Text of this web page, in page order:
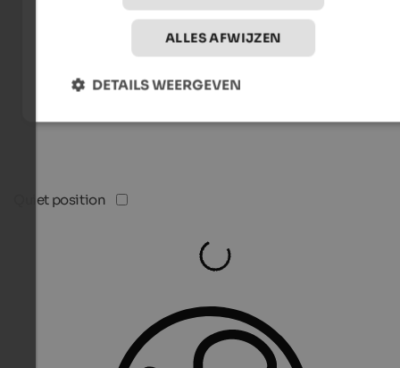
Quiet position
ALLES AFWIJZEN
DETAILS WEERGEVEN